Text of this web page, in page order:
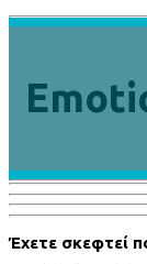
Έχετε σκεφτεί